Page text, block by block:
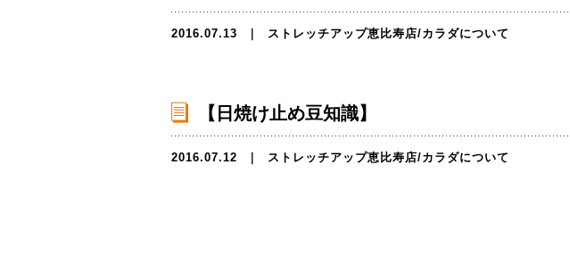
2016.07.13 ストレッチアップ恵比寿店/カラダについて
【日焼け止め豆知識】
2016.07.12 ストレッチアップ恵比寿店/カラダについて